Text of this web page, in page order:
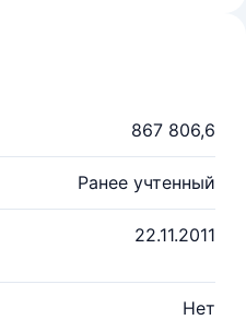
867 806,6
Ранее учтенный
22.11.2011
Нет